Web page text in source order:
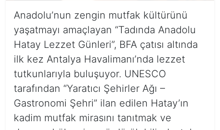
Anadolu’nun zengin mutfak kültürünü
yaşatmayı amaçlayan “Tadında Anadolu
Hatay Lezzet Günleri”, BFA çatısı altında
ilk kez Antalya Havalimanı’nda lezzet
tutkunlarıyla buluşuyor. UNESCO
tarafından “Yaratıcı Şehirler Ağı –
Gastronomi Şehri” ilan edilen Hatay’ın
kadim mutfak mirasını tanıtmak ve